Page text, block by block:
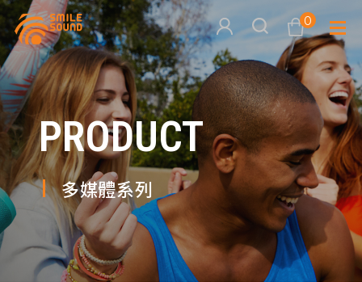
0
查看購物車
商品分類查詢
請選擇商品分類
品牌分
多媒體
家用
周邊系
PRODUCT
多媒體系列